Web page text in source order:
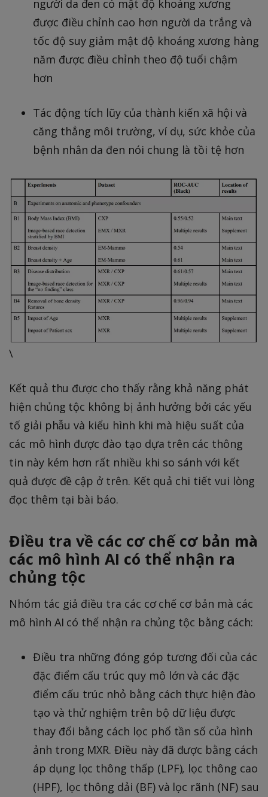
người da đen có mật độ khoáng xương
được điều chỉnh cao hơn người da trắng và
tốc độ suy giảm mật độ khoáng xương hàng
năm được điều chỉnh theo độ tuổi chậm
hơn
Tác động tích lũy của thành kiến xã hội và
căng thẳng môi trường, ví dụ, sức khỏe của
bệnh nhân da đen nói chung là tồi tệ hơn
\
Kết quả thu được cho thấy rằng khả năng phát
hiện chủng tộc không bị ảnh hưởng bởi các yếu
tố giải phẫu và kiểu hình khi mà hiệu suất của
các mô hình được đào tạo dựa trên các thông
tin này kém hơn rất nhiều khi so sánh với kết
quả được đề cập ở trên. Kết quả chi tiết vui lòng
đọc thêm tại bài báo.
Điều tra về các cơ chế cơ bản mà
các mô hình AI có thể nhận ra
chủng tộc
Nhóm tác giả điều tra các cơ chế cơ bản mà các
mô hình AI có thể nhận ra chủng tộc bằng cách:
Điều tra những đóng góp tương đối của các
đặc điểm cấu trúc quy mô lớn và các đặc
điểm cấu trúc nhỏ bằng cách thực hiện đào
tạo và thử nghiệm trên bộ dữ liệu được
thay đổi bằng cách lọc phổ tần số của hình
ảnh trong MXR. Điều này đã được bằng cách
áp dụng lọc thông thấp (LPF), lọc thông cao
(HPF), lọc thông dải (BF) và lọc rãnh (NF) sau